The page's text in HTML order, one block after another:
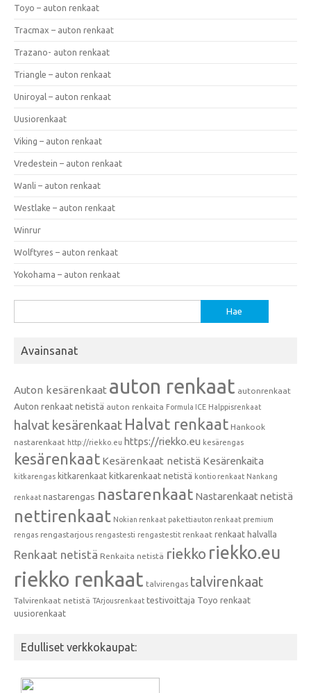
Toyo – auton renkaat
Tracmax – auton renkaat
Trazano- auton renkaat
Triangle – auton renkaat
Uniroyal – auton renkaat
Uusiorenkaat
Viking – auton renkaat
Vredestein – auton renkaat
Wanli – auton renkaat
Westlake – auton renkaat
Winrur
Wolftyres – auton renkaat
Yokohama – auton renkaat
Avainsanat
Auton kesärenkaat auton renkaat autonrenkaat
Auton renkaat netistä auton renkaita Formula ICE Halppisrenkaat
halvat kesärenkaat Halvat renkaat Hankook
nastarenkaat http://riekko.eu https://riekko.eu kesärengas
kesärenkaat Kesärenkaat netistä Kesärenkaita
kitkarengas kitkarenkaat kitkarenkaat netistä kontio renkaat Nankang
renkaat nastarengas nastarenkaat Nastarenkaat netistä
nettirenkaat Nokian renkaat pakettiauton renkaat premium
rengas rengastarjous rengastesti rengastestit renkaat renkaat halvalla
Renkaat netistä Renkaita netistä riekko riekko.eu
riekko renkaat talvirengas talvirenkaat
Talvirenkaat netistä TArjousrenkaat testivoittaja Toyo renkaat
uusiorenkaat
Edulliset verkkokaupat: